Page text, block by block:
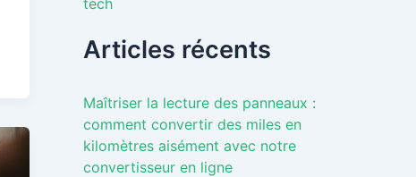
Articles récents
Maîtriser la lecture des panneaux :
comment convertir des miles en
kilomètres aisément avec notre
convertisseur en ligne